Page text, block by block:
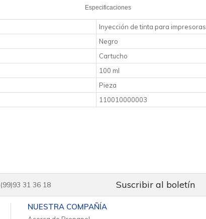
Especificaciones
Inyección de tinta para impresoras
Negro
Cartucho
100 ml
Pieza
110010000003
(99)93 31 36 18 Suscribir al boletín
NUESTRA COMPAÑÍA